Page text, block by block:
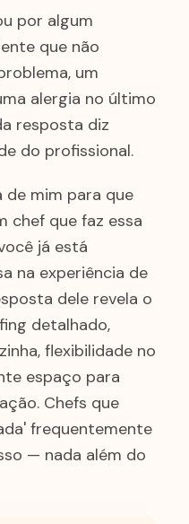
por algum
que não
um
alergia no último
resposta diz
do profissional.
de mim para que
chef que faz essa
já está
na experiência de
dele revela o
detalhado,
flexibilidade no
espaço para
Chefs que
frequentemente
— nada além do